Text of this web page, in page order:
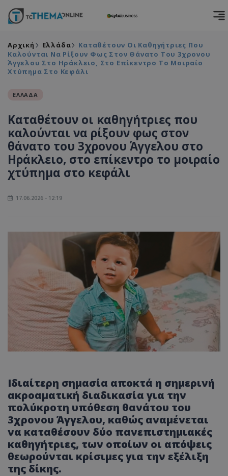
Αρχική Ελλάδα
Καταθέτουν Οι Καθηγήτριες Που
Καλούνται Να Ρίξουν Φως Στον Θάνατο Του 3χρονου
Άγγελου Στο Ηράκλειο, Στο Επίκεντρο Το Μοιραίο
Χτύπημα Στο Κεφάλι
ΕΛΛΑΔΑ
Καταθέτουν οι καθηγήτριες που
καλούνται να ρίξουν φως στον
θάνατο του 3χρονου Άγγελου στο
Ηράκλειο, στο επίκεντρο το μοιραίο
χτύπημα στο κεφάλι
17.06.2026 - 12:19
Ιδιαίτερη σημασία αποκτά η σημερινή
ακροαματική διαδικασία για την
πολύκροτη υπόθεση θανάτου του
3χρονου Άγγελου, καθώς αναμένεται
να καταθέσουν δύο πανεπιστημιακές
καθηγήτριες, των οποίων οι απόψεις
θεωρούνται κρίσιμες για την εξέλιξη
της δίκης.